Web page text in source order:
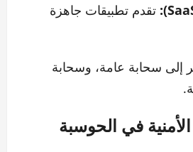
تقدم تطبيقات جاهزة
إلى سحابة عامة، وسحابة
الأمنية في الحوسبة